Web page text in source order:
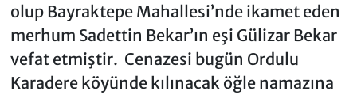
olup Bayraktepe Mahallesi’nde ikamet eden
merhum Sadettin Bekar’ın eşi Gülizar Bekar
vefat etmiştir. Cenazesi bugün Ordulu
Karadere köyünde kılınacak öğle namazına